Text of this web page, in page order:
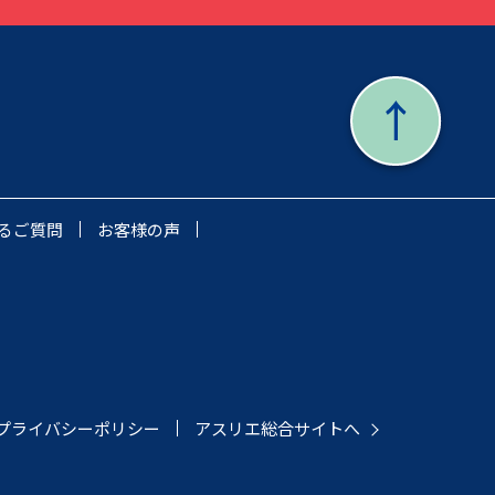
ご質問 お客様の声
ライバシーポリシー アスリエ総合サイトへ